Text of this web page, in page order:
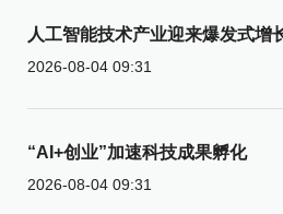
人工智能技术产业迎来爆发式增
2026-08-04 09:31
“AI+创业”加速科技成果孵化
2026-08-04 09:31